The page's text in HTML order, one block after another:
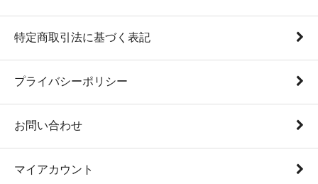
特定商取引法に基づく表記
プライバシーポリシー
お問い合わせ
マイアカウント